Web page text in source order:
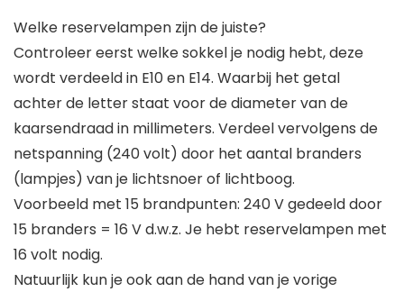
Welke reservelampen zijn de juiste?
Controleer eerst welke sokkel je nodig hebt, deze
wordt verdeeld in E10 en E14. Waarbij het getal
achter de letter staat voor de diameter van de
kaarsendraad in millimeters. Verdeel vervolgens de
netspanning (240 volt) door het aantal branders
(lampjes) van je lichtsnoer of lichtboog.
Voorbeeld met 15 brandpunten: 240 V gedeeld door
15 branders = 16 V d.w.z. Je hebt reservelampen met
16 volt nodig.
Natuurlijk kun je ook aan de hand van je vorige